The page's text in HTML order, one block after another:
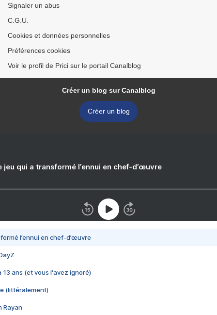
Signaler un abus
C.G.U.
Cookies et données personnelles
Préférences cookies
Voir le profil de Prici sur le portail Canalblog
Créer un blog sur Canalblog
Créer un blog
jeu qui a transformé l’ennui en chef-d’œuvre
l’ennui en chef-d’œuvre
13 ans (et vous l'avez ignoré)
(littéralement)
Rayan